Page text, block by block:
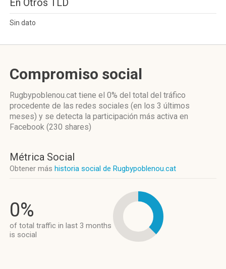
En Otros TLD
Sin dato
Compromiso social
Rugbypoblenou.cat tiene el 0% del total del tráfico
procedente de las redes sociales (en los 3 últimos
meses) y se detecta la participación más activa en
Facebook (230 shares)
Métrica Social
Obtener más historia social de Rugbypoblenou.cat
0%
of total traffic in last 3 months
is social